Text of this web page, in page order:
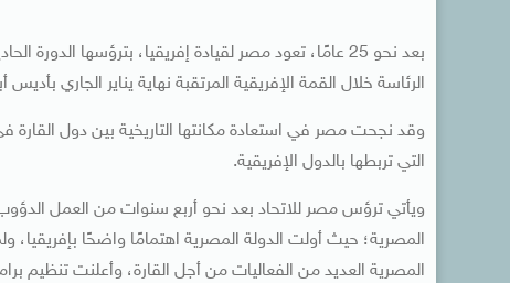
الرئاسة خلال القمة الإفريقية المرتقبة نهاية يناير الجاري بأديس
وقد نجحت مصر في استعادة مكانتها التاريخية بين دول
التي تربطها بالدول الإفريقية.
ويأتي ترؤس مصر للاتحاد بعد نحو أربع سنوات من العمل
المصرية؛ حيث أولت الدولة المصرية اهتمامًا واضحًا بإفريقيا،
المصرية العديد من الفعاليات من أجل القارة، وأعلنت تنظيم